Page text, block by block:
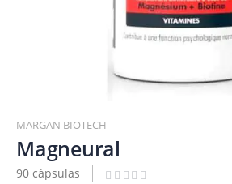
al
comienzo
de
la
MARGAN BIOTECH
Magneural
90 cápsulas